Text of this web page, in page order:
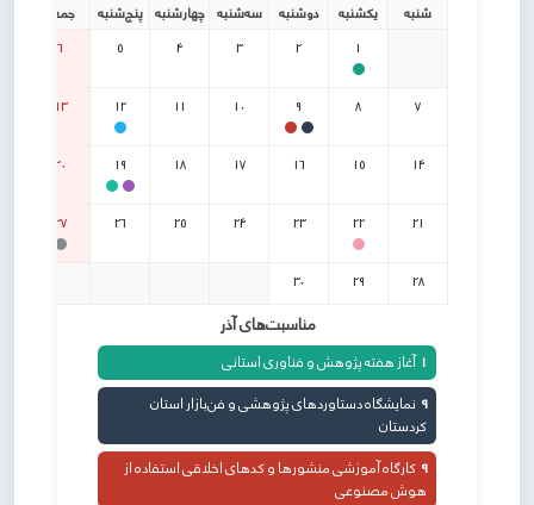
شنبه یکشنبه دوشنبه سه‌شنبه چهارشنبه پنج‌شنبه
جمعه
1
2
3
4
5
6
7
8
9
10
11
12
13
14
15
16
17
18
19
20
21
22
23
24
25
26
27
28
29
30
مناسبت‌های آذر
1 آغاز هفته پژوهش و فناوری استانی
9 نمایشگاه دستاوردهای پژوهشی و فن‌بازار استان
کردستان
9 کارگاه آموزشی منشورها و کدهای اخلاقی استفاده از
هوش مصنوعی